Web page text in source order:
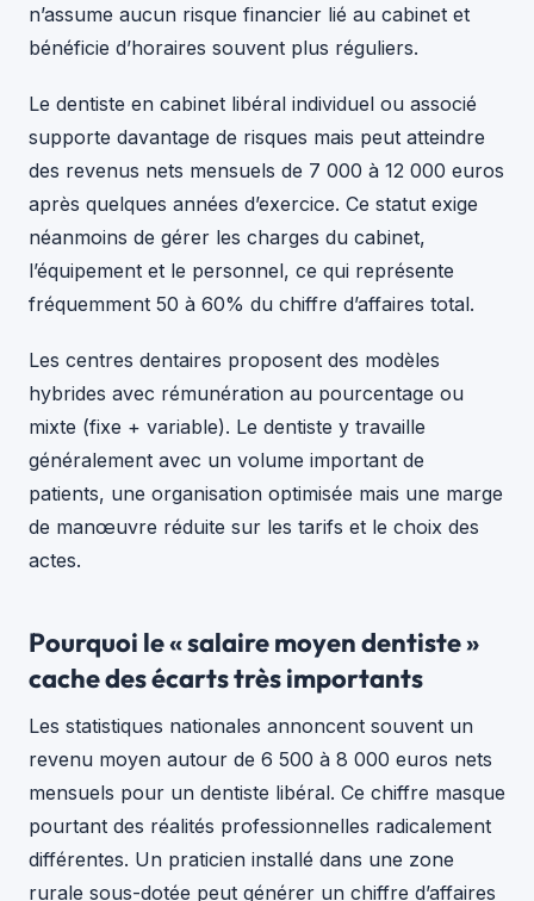
n’assume aucun risque financier lié au cabinet et
bénéficie d’horaires souvent plus réguliers.
Le dentiste en cabinet libéral individuel ou associé
supporte davantage de risques mais peut atteindre
des revenus nets mensuels de 7 000 à 12 000 euros
après quelques années d’exercice. Ce statut exige
néanmoins de gérer les charges du cabinet,
l’équipement et le personnel, ce qui représente
fréquemment 50 à 60% du chiffre d’affaires total.
Les centres dentaires proposent des modèles
hybrides avec rémunération au pourcentage ou
mixte (fixe + variable). Le dentiste y travaille
généralement avec un volume important de
patients, une organisation optimisée mais une marge
de manœuvre réduite sur les tarifs et le choix des
actes.
Pourquoi le « salaire moyen dentiste »
cache des écarts très importants
Les statistiques nationales annoncent souvent un
revenu moyen autour de 6 500 à 8 000 euros nets
mensuels pour un dentiste libéral. Ce chiffre masque
pourtant des réalités professionnelles radicalement
différentes. Un praticien installé dans une zone
rurale sous-dotée peut générer un chiffre d’affaires